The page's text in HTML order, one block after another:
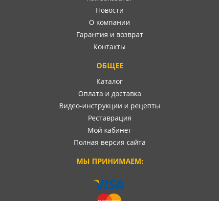
Новости
О компании
Гарантия и возврат
Контакты
ОБЩЕЕ
Каталог
Оплата и доставка
Видео-инструкции и рецепты
Реставрация
Мой кабинет
Полная версия сайта
МЫ ПРИНИМАЕМ: